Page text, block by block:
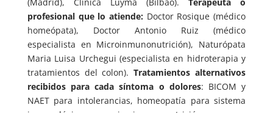
profesional que lo atiende: Doctor Rosique (médico
homeópata), Doctor Antonio Ruiz (médico
especialista en Microinmunonutrición), Naturópata
Maria Luisa Urchegui (especialista en hidroterapia y
tratamientos del colon).Tratamientos alternativos
recibidos para cada síntoma o dolores: BICOM y
NAET para intolerancias, homeopatía para sistema